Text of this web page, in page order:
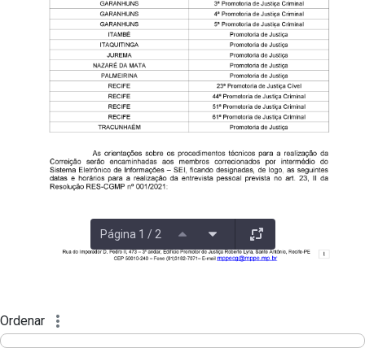
Página 1 / 2
Ordenar